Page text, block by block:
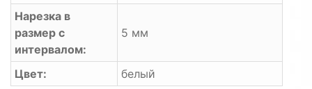
Нарезка в
размер с
интервалом:
5 мм
Цвет: белый